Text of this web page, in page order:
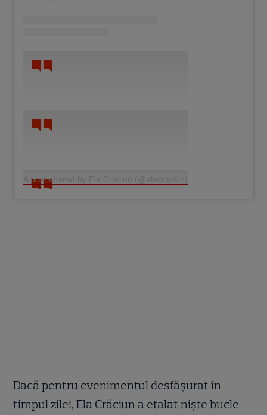
A post shared by Ela Craciun (@elacraciun)
Dacă pentru evenimentul desfăşurat în
timpul zilei, Ela Crăciun a etalat niște bucle